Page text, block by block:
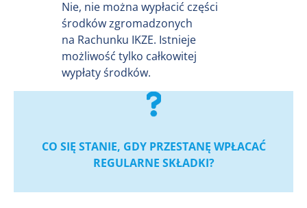
Nie, nie można wypłacić części
środków zgromadzonych
na Rachunku IKZE. Istnieje
możliwość tylko całkowitej
wypłaty środków.
CO SIĘ STANIE, GDY PRZESTANĘ WPŁACAĆ
REGULARNE SKŁADKI?